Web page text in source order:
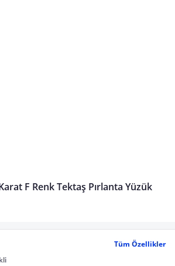
F Renk Tektaş Pırlanta Yüzük
Tüm Özellikler